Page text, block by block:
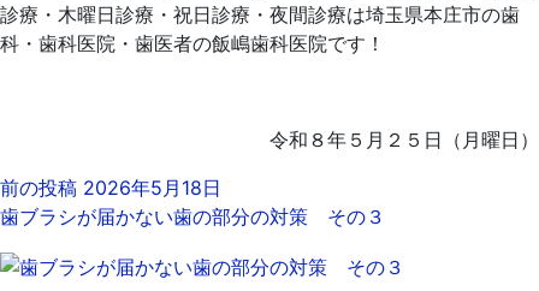
診療・木曜日診療・祝日診療・夜間診療は埼玉県本庄市の歯
科・歯科医院・歯医者の飯嶋歯科医院です！
令和８年５月２５日（月曜日）
前の投稿 2026年5月18日
歯ブラシが届かない歯の部分の対策 その３